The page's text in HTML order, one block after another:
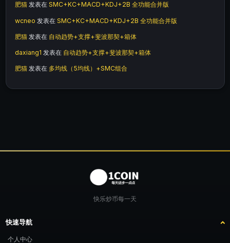
肥猫 发表在 SMC+KC+MACD+KDJ+2B 全功能合并版
wcneo 发表在 SMC+KC+MACD+KDJ+2B 全功能合并版
肥猫 发表在 自动趋势+支撑+斐波那契+箱体
daxiang1 发表在 自动趋势+支撑+斐波那契+箱体
肥猫 发表在 多均线（5均线）+SMC组合
快乐炒币每一天
快速导航
个人中心